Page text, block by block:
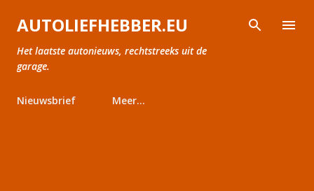
Doorgaan naar hoofdcontent
AUTOLIEFHEBBER.EU
Het laatste autonieuws, rechtstreeks uit de
garage.
Nieuwsbrief Meer…